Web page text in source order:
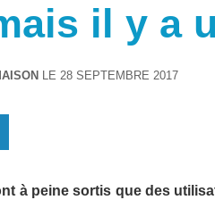
il y a
LE 28 SEPTEMBRE 2017
à peine sortis que des